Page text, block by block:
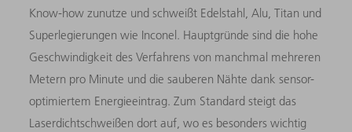
Know-how zunutze und schweißt Edelstahl, Alu, Titan und
Superlegierungen wie Inconel. Hauptgründe sind die hohe
Geschwindigkeit des Verfahrens von manchmal mehreren
Metern pro Minute und die sauberen Nähte dank sensor-
optimiertem Energieeintrag. Zum Standard steigt das
Laserdichtschweißen dort auf, wo es besonders wichtig